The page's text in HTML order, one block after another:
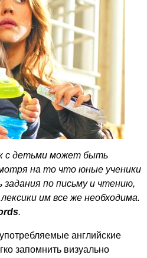
с детьми может быть
на то что юные ученики
по письму и чтению,
им все же необходима.
.
английские
запомнить визуально